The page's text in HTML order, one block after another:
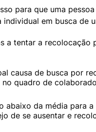
para que uma
em busca de
a tentar a recolocação
causa de busca por
quadro de
abaixo da média para
de se ausentar e